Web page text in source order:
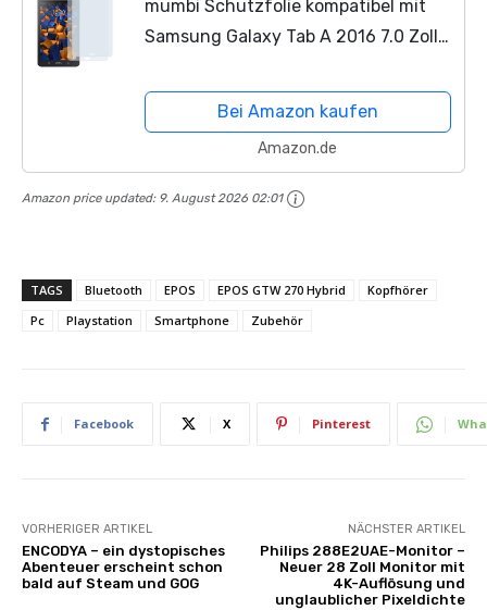
mumbi Schutzfolie kompatibel mit
Samsung Galaxy Tab A 2016 7.0 Zoll
(2X)
Bei Amazon kaufen
Amazon.de
Amazon price updated: 9. August 2026 02:01
TAGS Bluetooth EPOS EPOS GTW 270 Hybrid
Kopfhörer
Pc
Playstation Smartphone Zubehör
Facebook X Pinterest
VORHERIGER ARTIKEL
ENCODYA – ein dystopisches
Abenteuer erscheint schon
bald auf Steam und GOG
NÄCHSTER ARTIKEL
Philips 288E2UAE-Monitor –
Neuer 28 Zoll Monitor mit
4K-Auflösung und
unglaublicher Pixeldichte